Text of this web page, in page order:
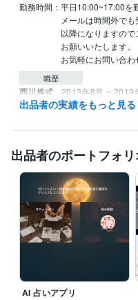
勤務時間：平日10:00~17:00を
メールは時間外でも受
以降になりますのでご
お願いいたします。
お気軽にお問い合わせ
職歴
西川株式 2013年8月 ~ 2019
衣料管理士資格認定二級 取
その他ツール
得意分野
IT相談・システム開発
アプリ開発 bubble Nocode
AI占いアプリ開発
出品者の実績をもっと見る
出品者のポートフォリ
AI 占いアプリ